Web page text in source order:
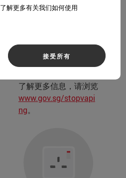
托咪酯 (K-pods) 等毒
游客切勿将此类物品带
了解更多信息，请浏览
www.gov.sg/stopvapi
ng。
了解更多有关我们如何使用
接受所有